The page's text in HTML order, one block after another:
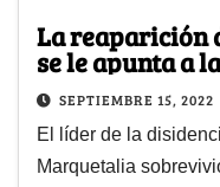
La reaparición
se le apunta a
SEPTIEMBRE 15, 2022
El líder de la
Marquetalia